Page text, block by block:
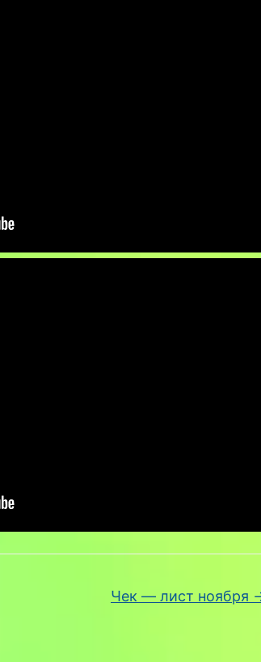
Чек — лист ноября